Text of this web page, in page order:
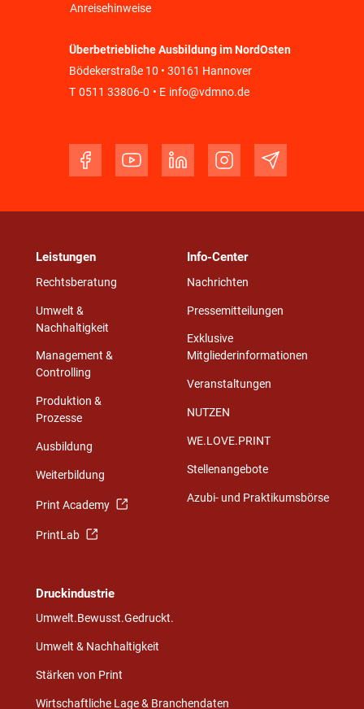
Anreisehinweise
Überbetriebliche Ausbildung im NordOsten
Bödekerstraße 10 • 30161 Hannover
T 0511 33806-0 • E info@vdmno.de
Leistungen
Rechtsberatung
Umwelt &
Nachhaltigkeit
Management &
Controlling
Produktion &
Prozesse
Ausbildung
Weiterbildung
Print Academy
PrintLab
Info-Center
Nachrichten
Pressemitteilungen
Exklusive
Mitgliederinformationen
Veranstaltungen
NUTZEN
WE.LOVE.PRINT
Stellenangebote
Azubi- und Praktikumsbörse
Druckindustrie
Umwelt.Bewusst.Gedruckt.
Umwelt & Nachhaltigkeit
Stärken von Print
Wirtschaftliche Lage & Branchendaten